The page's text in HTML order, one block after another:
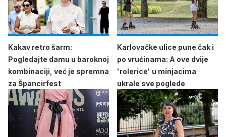
Kakav retro šarm:
Pogledajte damu u baroknoj
kombinaciji, već je spremna
za Špancirfest
Karlovačke ulice pune čak i
po vrućinama: A ove dvije
'rolerice' u minjacima
ukrale sve poglede